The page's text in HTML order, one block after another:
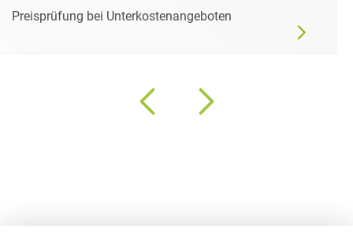
Preisprüfung bei Unterkostenangeboten